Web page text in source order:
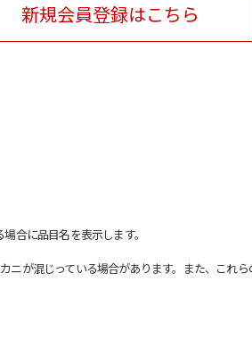
新規会員登録はこちら
合に品目名を表示します。
混じっている場合があります。また、これ